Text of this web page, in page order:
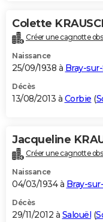
Colette
Créer une cagnotte
Naissance
25/09/1938 à Bray-
Décès
13/08/2013 à Corbie (
Jacqueline
Créer une cagnotte
Naissance
04/03/1934 à Bray-
Décès
29/11/2012 à Salouël (